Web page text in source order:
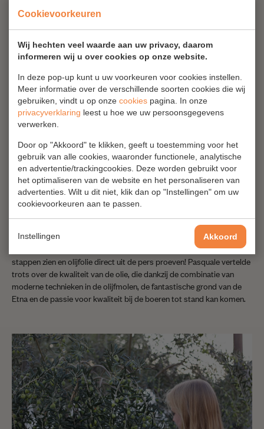
Kwaliteit voorop
Toen wij op bezoek waren werden we ontvangen door Pasquale
Romano en we vielen met onze neus in de boter (of liever; olie).
Pasquale was druk bezig met het persproces en wij mochten alle
stappen zien en olijfolie direct uit de pers proeven! Pasquale vertelde
trots over de kwaliteit van de olie, die dankzij de combinatie van
moderne technieken in de olijfmolen, de fantastische grond van de
Etna en de passie voor kwaliteit bij de boeren tot stand kan komen.
Cookievoorkeuren
Wij hechten veel waarde aan uw privacy, daarom
informeren wij u over cookies op onze website.
In deze pop-up kunt u uw voorkeuren voor cookies instellen.
Meer informatie over de verschillende soorten cookies die wij
gebruiken, vindt u op onze cookies pagina. In onze
privacyverklaring leest u hoe we uw persoonsgegevens
verwerken.
Door op "Akkoord" te klikken, geeft u toestemming voor het
gebruik van alle cookies, waaronder functionele, analytische
en advertentie/trackingcookies. Deze worden gebruikt voor
het optimaliseren van de website en het personaliseren van
advertenties. Wilt u dit niet, klik dan op "Instellingen" om uw
cookievoorkeuren aan te passen.
Instellingen Akkoord